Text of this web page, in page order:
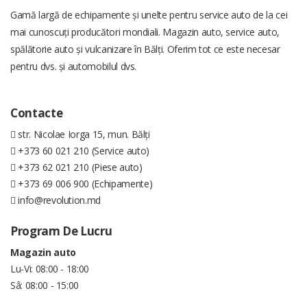
Gamă largă de echipamente și unelte pentru service auto de la cei
mai cunoscuți producători mondiali. Magazin auto, service auto,
spălătorie auto și vulcanizare în Bălți. Oferim tot ce este necesar
pentru dvs. și automobilul dvs.
Contacte
str. Nicolae Iorga 15, mun. Bălți
+373 60 021 210 (Service auto)
+373 62 021 210 (Piese auto)
+373 69 006 900 (Echipamente)
info@revolution.md
Program De Lucru
Magazin auto
Lu-Vi: 08:00 - 18:00
Sâ: 08:00 - 15:00